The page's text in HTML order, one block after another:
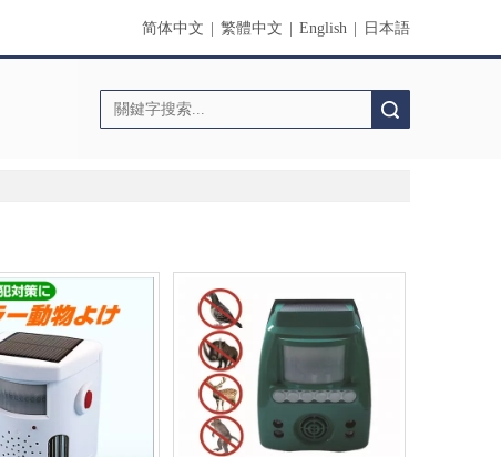
简体中文 繁體中文 English 日本語